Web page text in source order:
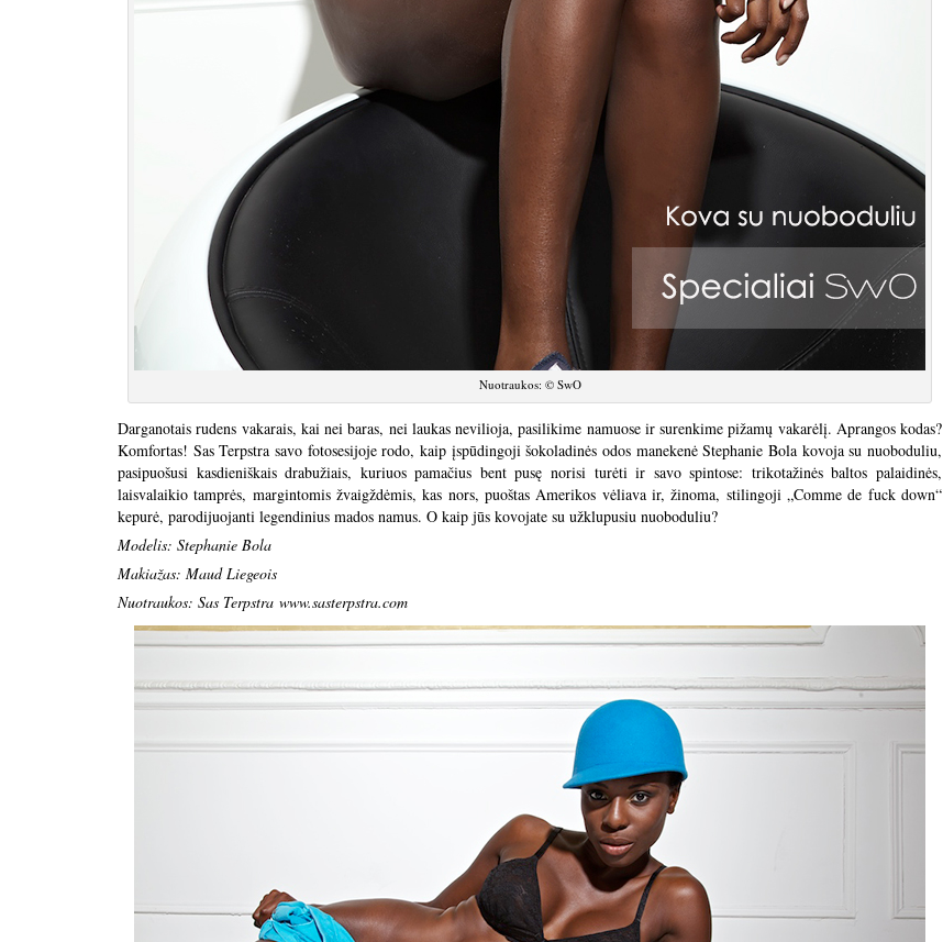
Nuotraukos: © SwO
Darganotais rudens vakarais, kai nei baras, nei laukas nevilioja, pasilikime namuose ir surenkime pižamų vakarėlį. Aprangos kodas?
Komfortas! Sas Terpstra savo fotosesijoje rodo, kaip įspūdingoji šokoladinės odos manekenė Stephanie Bola kovoja su nuoboduliu,
pasipuošusi kasdieniškais drabužiais, kuriuos pamačius bent pusę norisi turėti ir savo spintose: trikotažinės baltos palaidinės,
laisvalaikio tamprės, margintomis žvaigždėmis, kas nors, puoštas Amerikos vėliava ir, žinoma, stilingoji „Comme de fuck down“
kepurė, parodijuojanti legendinius mados namus. O kaip jūs kovojate su užklupusiu nuoboduliu?
Modelis: Stephanie Bola
Makiažas: Maud Liegeois
Nuotraukos: Sas Terpstra www.sasterpstra.com